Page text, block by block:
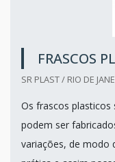
FRASCOS
SR PLAST / RIO DE
Os frascos
podem ser
variações, de modo